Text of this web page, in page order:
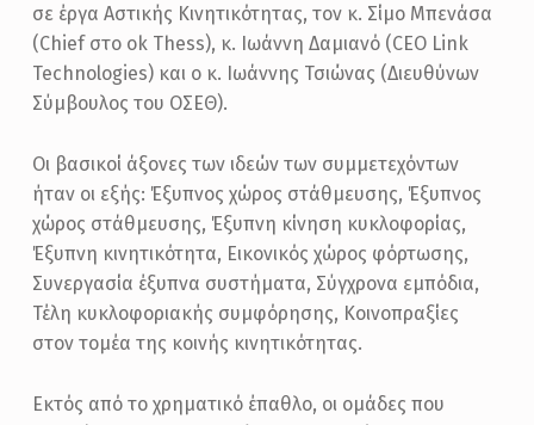
σε έργα Αστικής Κινητικότητας, τον κ. Σίμο Μπενάσα
(Chief στο ok Thess), κ. Ιωάννη Δαμιανό (CEO Link
Technologies) και ο κ. Ιωάννης Τσιώνας (Διευθύνων
Σύμβουλος του OΣΕΘ).
Οι βασικοί άξονες των ιδεών των συμμετεχόντων
ήταν οι εξής: Έξυπνος χώρος στάθμευσης, Έξυπνος
χώρος στάθμευσης, Έξυπνη κίνηση κυκλοφορίας,
Έξυπνη κινητικότητα, Εικονικός χώρος φόρτωσης,
Συνεργασία έξυπνα συστήματα, Σύγχρονα εμπόδια,
Τέλη κυκλοφοριακής συμφόρησης, Κοινοπραξίες
στον τομέα της κοινής κινητικότητας.
Εκτός από το χρηματικό έπαθλο, οι ομάδες που